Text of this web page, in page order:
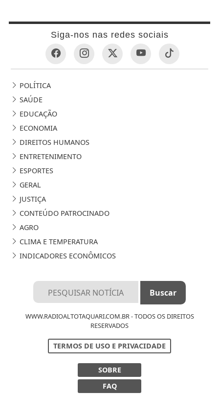
Siga-nos nas redes sociais
POLÍTICA
SAÚDE
EDUCAÇÃO
ECONOMIA
DIREITOS HUMANOS
ENTRETENIMENTO
ESPORTES
GERAL
JUSTIÇA
CONTEÚDO PATROCINADO
AGRO
CLIMA E TEMPERATURA
INDICADORES ECONÔMICOS
WWW.RADIOALTOTAQUARI.COM.BR - TODOS OS DIREITOS
RESERVADOS
TERMOS DE USO E PRIVACIDADE
SOBRE
FAQ
Termos de Uso e Privacidade
Esse site utiliza cookies para melhorar sua
experiência de navegação. Ao continuar o acesso,